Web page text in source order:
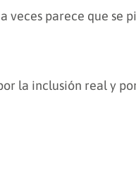
veces parece que se
la inclusión real y